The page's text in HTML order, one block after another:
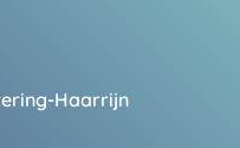
Haarrijn